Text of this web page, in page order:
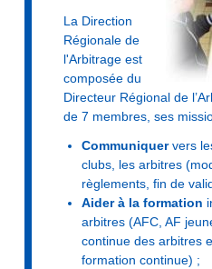
La Direction
Régionale de
l'Arbitrage est
composée du
Directeur Régional de
de 7 membres, ses
Communiquervers
clubs, les arbitres
règlements, fin de
Aider à la formation
arbitres (AFC, AF
continue des arbitres
formation continue) ;